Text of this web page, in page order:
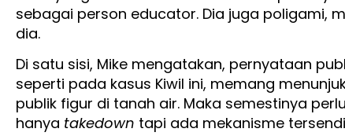
sebagai person educator. Dia juga poligami,
dia.
Di satu sisi, Mike mengatakan, pernyataan
seperti pada kasus Kiwil ini, memang
publik figur di tanah air. Maka semestinya
hanya takedown tapi ada mekanisme